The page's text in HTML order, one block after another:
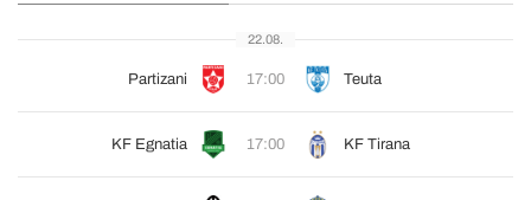
22.08.
Partizani 17:00 Teuta
KF Egnatia 17:00 KF Tirana